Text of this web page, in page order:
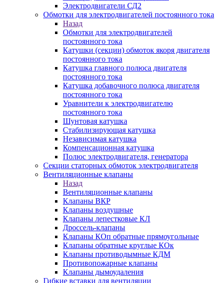
Электродвигатели СД2
Обмотки для электродвигателей постоянного тока
Назад
Обмотки для электродвигателей
постоянного тока
Катушки (секции) обмоток якоря двигателя
постоянного тока
Катушка главного полюса двигателя
постоянного тока
Катушка добавочного полюса двигателя
постоянного тока
Уравнители к электродвигателю
постоянного тока
Шунтовая катушка
Стабилизирующая катушка
Независимая катушка
Компенсационная катушка
Полюс электродвигателя, генератора
Секции статорных обмоток электродвигателя
Вентиляционные клапаны
Назад
Вентиляционные клапаны
Клапаны ВКР
Клапаны воздушные
Клапаны лепестковые КЛ
Дроссель-клапаны
Клапаны КОп обратные прямоугольные
Клапаны обратные круглые КОк
Клапаны противодымные КДМ
Противопожарные клапаны
Клапаны дымоудаления
Гибкие вставки для вентиляции